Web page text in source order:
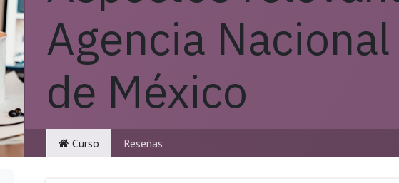
Agencia
de México
Curso Reseñas